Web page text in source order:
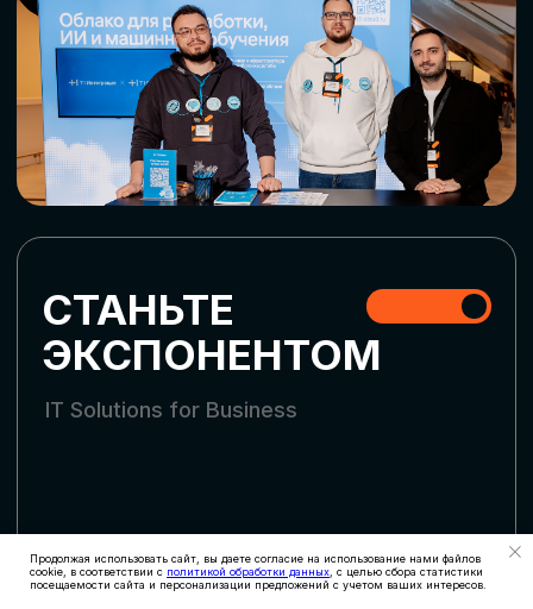
Продолжая использовать сайт, вы даете согласие на использование нами файлов
cookie, в соответствии с политикой обработки данных , с целью сбора статистики
посещаемости сайта и персонализации предложений с учетом ваших интересов.
АККРЕДИТАЦИЯ
СМИ
СКАЧАТЬ ПРОГРАММУ
СТАТЬ УЧАСТНИКОМ